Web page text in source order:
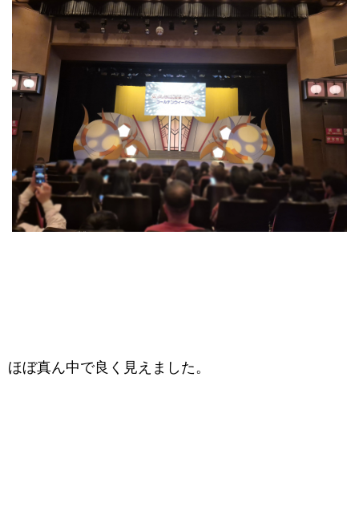
ほぼ真ん中で良く見えました。